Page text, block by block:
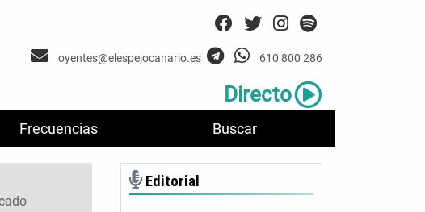
Frecuencias Buscar
oyentes@elespejocanario.es 610 800 286
Directo
Editorial